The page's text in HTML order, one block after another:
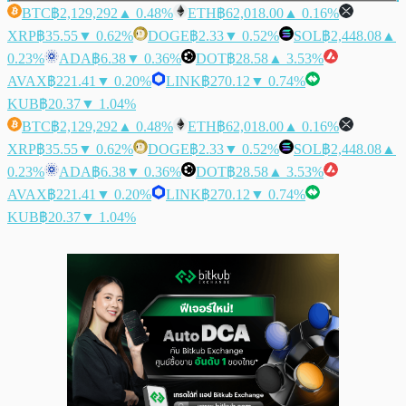
BTC฿2,129,292 ▲ 0.48% ETH฿62,018.00 ▲ 0.16%
XRP฿35.55▼ 0.62% DOGE฿2.33▼ 0.52% SOL฿2,448.08 ▲
0.23%
ADA฿6.38▼ 0.36% DOT฿28.58 ▲ 3.53%
AVAX฿221.41 ▼ 0.20% LINK฿270.12 ▼ 0.74%
KUB฿20.37▼ 1.04%
BTC฿2,129,292 ▲ 0.48% ETH฿62,018.00 ▲ 0.16%
XRP฿35.55▼ 0.62% DOGE฿2.33▼ 0.52% SOL฿2,448.08 ▲
0.23%
ADA฿6.38▼ 0.36% DOT฿28.58 ▲ 3.53%
AVAX฿221.41 ▼ 0.20% LINK฿270.12 ▼ 0.74%
KUB฿20.37▼ 1.04%